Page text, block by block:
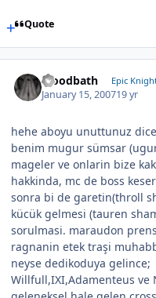
Quote
bloodbath Epic
January 15, 200719 yr
hehe aboyu unuttunuz
benim mugur sümsar
mageler ve onlarin bize
hakkinda, mc de boss
sonra bi de garetin(throll
kücük gelmesi (tauren
sorulmasi. maraudon
ragnanin etek traşi
neyse dedikoduya gelince;
Willfull,IXI,Adamenteus